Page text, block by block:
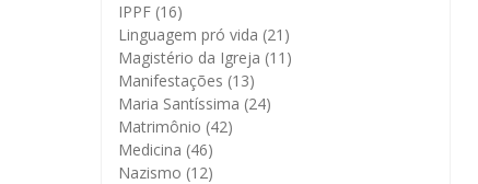
IPPF (16)
Linguagem pró vida (21)
Magistério da Igreja (11)
Manifestações (13)
Maria Santíssima (24)
Matrimônio (42)
Medicina (46)
Nazismo (12)